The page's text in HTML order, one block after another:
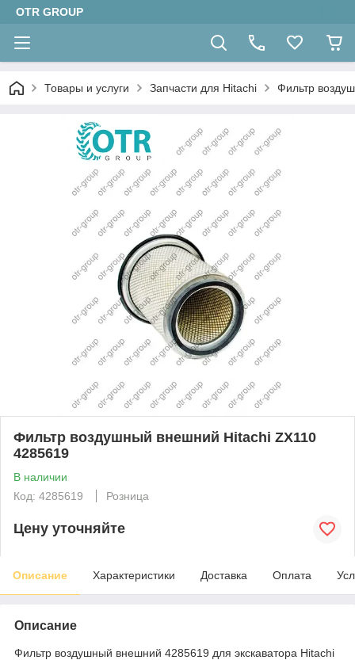
OTR GROUP
Товары и услуги Запчасти для Hitachi Фильтр
Фильтр воздушный внешний Hitachi ZX110
4285619
В наличии
Код: 4285619
Розница
Цену уточняйте
Описание Характеристики Доставка Оплата
Описание
Фильтр воздушный внешний 4285619 для экскаватора Hitachi